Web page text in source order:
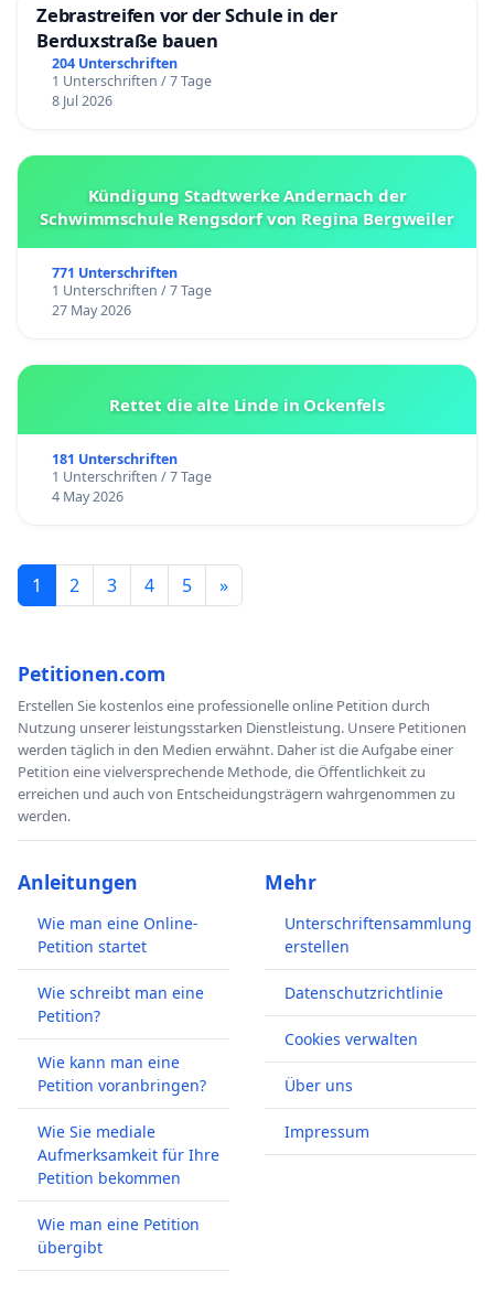
Zebrastreifen vor der Schule in der
Berduxstraße bauen
204 Unterschriften
1 Unterschriften / 7 Tage
8 Jul 2026
Kündigung Stadtwerke Andernach der
Schwimmschule Rengsdorf von Regina Bergweiler
771 Unterschriften
1 Unterschriften / 7 Tage
27 May 2026
Rettet die alte Linde in Ockenfels
181 Unterschriften
1 Unterschriften / 7 Tage
4 May 2026
1 2 3 4 5 »
Petitionen.com
Erstellen Sie kostenlos eine professionelle online Petition durch
Nutzung unserer leistungsstarken Dienstleistung. Unsere Petitionen
werden täglich in den Medien erwähnt. Daher ist die Aufgabe einer
Petition eine vielversprechende Methode, die Öffentlichkeit zu
erreichen und auch von Entscheidungsträgern wahrgenommen zu
werden.
Anleitungen
Wie man eine Online-
Petition startet
Wie schreibt man eine
Petition?
Wie kann man eine
Petition voranbringen?
Wie Sie mediale
Aufmerksamkeit für Ihre
Petition bekommen
Wie man eine Petition
übergibt
Mehr
Unterschriftensammlung
erstellen
Datenschutzrichtlinie
Cookies verwalten
Über uns
Impressum